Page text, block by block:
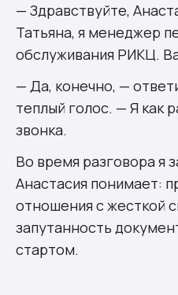
— Здравствуйте,
Татьяна, я менеджер
обслуживания РИКЦ.
— Да, конечно, —
теплый голос. — Я как
звонка.
Во время разговора я
Анастасия понимает:
отношения с жесткой
запутанность
стартом.